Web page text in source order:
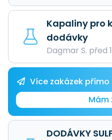
Kapaliny pro
dodávky
Dagmar S. před
Více zakázek
Mám
DODÁVKY